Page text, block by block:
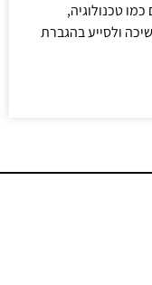
טכנולוגיה,
ולסייע בהגברת